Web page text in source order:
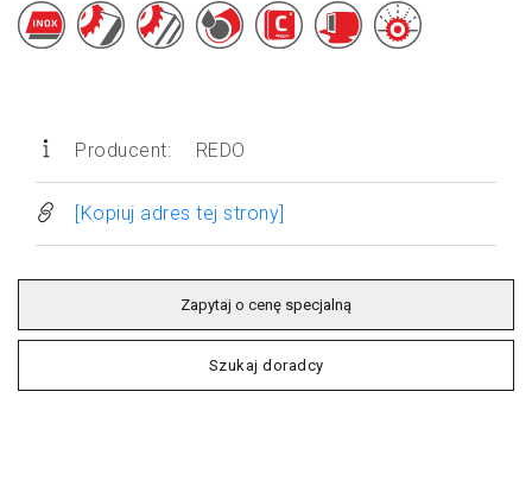
Producent: REDO
[Kopiuj adres tej strony]
Zapytaj o cenę specjalną
Szukaj doradcy